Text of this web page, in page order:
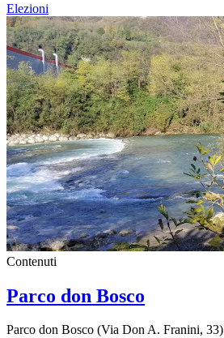
Elezioni
Contenuti
Parco don Bosco
Parco don Bosco (Via Don A. Franini, 33)